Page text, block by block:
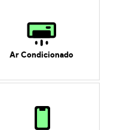
Ar Condicionado